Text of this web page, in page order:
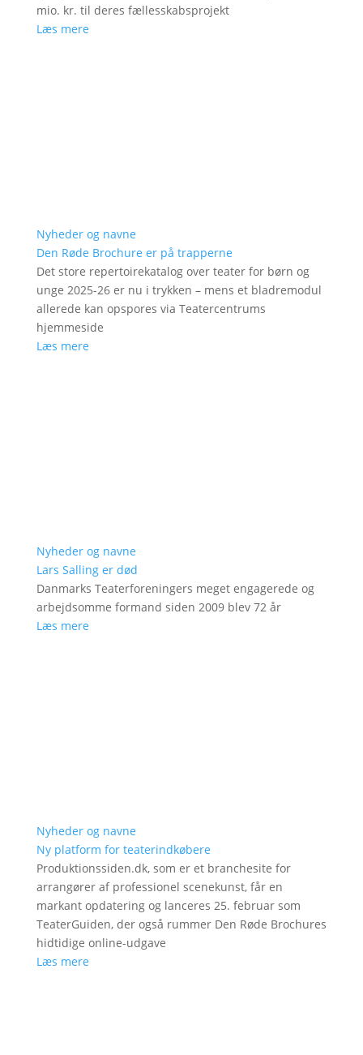
mio. kr. til deres fællesskabsprojekt
Læs mere
Nyheder og navne
Den Røde Brochure er på trapperne
Det store repertoirekatalog over teater for børn og
unge 2025-26 er nu i trykken – mens et bladremodul
allerede kan opspores via Teatercentrums
hjemmeside
Læs mere
Nyheder og navne
Lars Salling er død
Danmarks Teaterforeningers meget engagerede og
arbejdsomme formand siden 2009 blev 72 år
Læs mere
Nyheder og navne
Ny platform for teaterindkøbere
Produktionssiden.dk, som er et branchesite for
arrangører af professionel scenekunst, får en
markant opdatering og lanceres 25. februar som
TeaterGuiden, der også rummer Den Røde Brochures
hidtidige online-udgave
Læs mere